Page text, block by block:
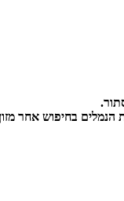
בחיפוש אחר מזון